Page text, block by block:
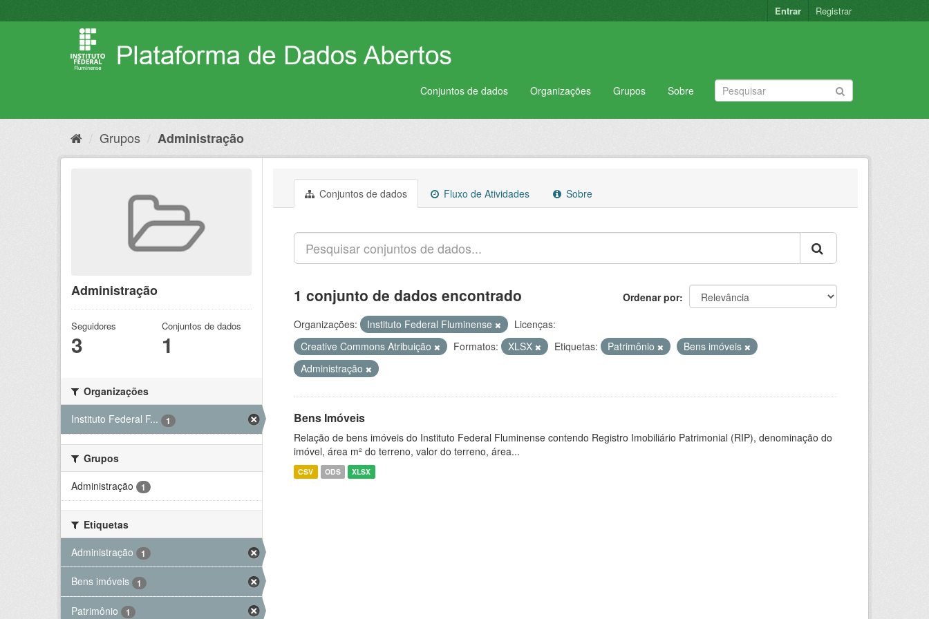
para
Entrar Registrar
Conjuntos de dados Organizações Grupos Sobre
Grupos Administração
Administração
Seguidores
3
Conjuntos de dados
1
Organizações
Instituto Federal F...
1
Grupos
Administração
1
Etiquetas
Administração
1
Bens imóveis 1
Patrimônio 1
Conjuntos de dados Fluxo de Atividades Sobre
Ordenar por
1 conjunto de dados encontrado
Organizações: Instituto Federal Fluminense
Licenças:
Creative Commons Atribuição
Formatos: XLSX Etiquetas: Patrimônio
Bens imóveis
Administração
Bens Imóveis
Relação de bens imóveis do Instituto Federal Fluminense contendo Registro Imobiliário Patrimonial (RIP), denominação do
imóvel, área m² do terreno, valor do terreno, área...
CSV ODS XLSX